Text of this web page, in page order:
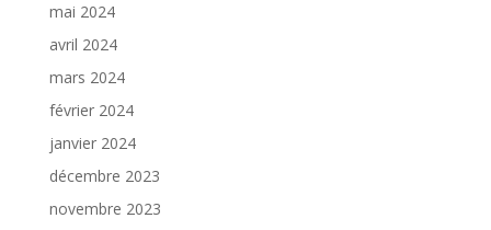
mai 2024
avril 2024
mars 2024
février 2024
janvier 2024
décembre 2023
novembre 2023